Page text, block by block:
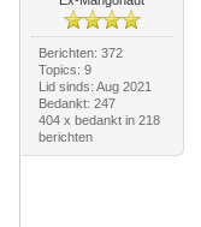
Berichten: 372
Topics: 9
Lid sinds: Aug 2021
Bedankt: 247
404 x bedankt in 218
berichten